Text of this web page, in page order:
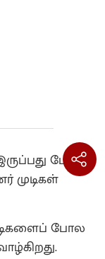
போல,
முடிகள்
போல